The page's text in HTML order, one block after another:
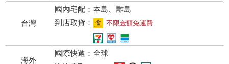
台灣
國內宅配：本島、離島
到店取貨：
不限金額免運費
海外
國際快遞：全球